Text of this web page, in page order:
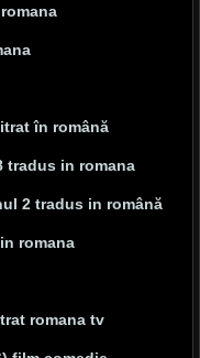
în română
tradus in romana
2 tradus in română
romana
romana tv